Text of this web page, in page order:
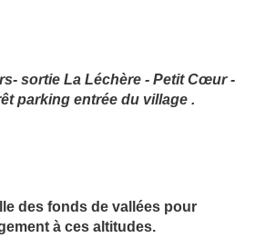
sortie La Léchère - Petit Cœur -
parking entrée du village .
des fonds de vallées pour
à ces altitudes.